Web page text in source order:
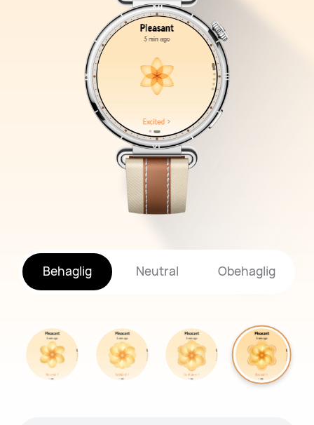
Behaglig Neutral Obehaglig